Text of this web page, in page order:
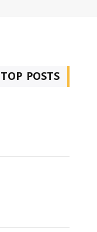
TOP POSTS